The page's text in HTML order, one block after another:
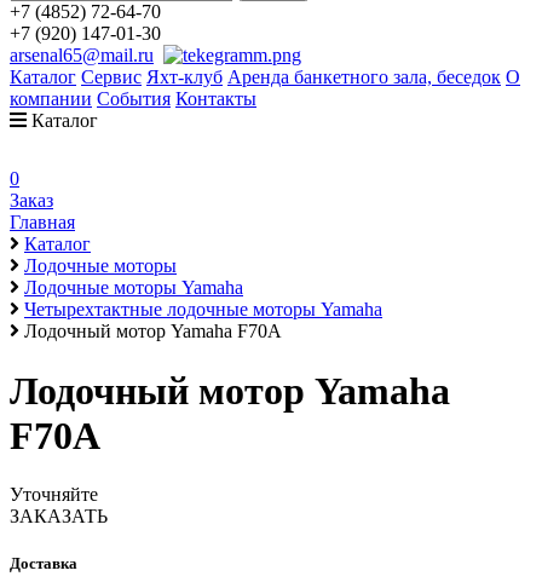
+7 (4852) 72-64-70
+7 (920) 147-01-30
arsenal65@mail.ru
Каталог Сервис Яхт-клуб Аренда банкетного зала, беседок О
компании События Контакты
Каталог
0
Заказ
Главная
Каталог
Лодочные моторы
Лодочные моторы Yamaha
Четырехтактные лодочные моторы Yamaha
Лодочный мотор Yamaha F70A
Лодочный мотор Yamaha
F70A
Уточняйте
ЗАКАЗАТЬ
Доставка